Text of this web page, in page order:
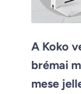
A Koko
brémai
mese